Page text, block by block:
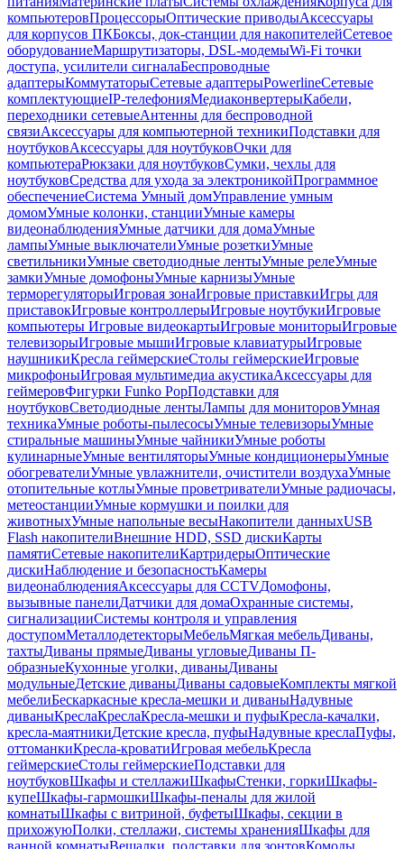
компьютеровПроцессорыОптические приводыАксессуары
для корпусов ПКБоксы, док-станции для накопителейСетевое
оборудованиеМаршрутизаторы, DSL-модемыWi-Fi точки
доступа, усилители сигналаБеспроводные
адаптерыКоммутаторыСетевые адаптерыPowerlineСетевые
комплектующиеIP-телефонияМедиаконвертерыКабели,
переходники сетевыеАнтенны для беспроводной
связиАксессуары для компьютерной техникиПодставки для
ноутбуковАксессуары для ноутбуковОчки для
компьютераРюкзаки для ноутбуковСумки, чехлы для
ноутбуковСредства для ухода за электроникойПрограммное
обеспечениеСистема Умный домУправление умным
домомУмные колонки, станцииУмные камеры
видеонаблюденияУмные датчики для домаУмные
лампыУмные выключателиУмные розеткиУмные
светильникиУмные светодиодные лентыУмные релеУмные
замкиУмные домофоныУмные карнизыУмные
терморегуляторыИгровая зонаИгровые приставкиИгры для
приставокИгровые контроллерыИгровые ноутбукиИгровые
компьютеры Игровые видеокартыИгровые мониторыИгровые
телевизорыИгровые мышиИгровые клавиатурыИгровые
наушникиКресла геймерскиеСтолы геймерскиеИгровые
микрофоныИгровая мультимедиа акустикаАксессуары для
геймеровФигурки Funko PopПодставки для
ноутбуковСветодиодные лентыЛампы для мониторовУмная
техникаУмные роботы-пылесосыУмные телевизорыУмные
стиральные машиныУмные чайникиУмные роботы
кулинарныеУмные вентиляторыУмные кондиционерыУмные
обогревателиУмные увлажнители, очистители воздухаУмные
отопительные котлыУмные проветривателиУмные радиочасы,
метеостанцииУмные кормушки и поилки для
животныхУмные напольные весыНакопители данныхUSB
Flash накопителиВнешние HDD, SSD дискиКарты
памятиСетевые накопителиКартридерыОптические
дискиНаблюдение и безопасностьКамеры
видеонаблюденияАксессуары для CCTVДомофоны,
вызывные панелиДатчики для домаОхранные системы,
сигнализацииСистемы контроля и управления
доступомМеталлодетекторыМебельМягкая мебельДиваны,
тахтыДиваны прямыеДиваны угловыеДиваны П-
образныеКухонные уголки, диваныДиваны
модульныеДетские диваныДиваны садовыеКомплекты мягкой
мебелиБескаркасные кресла-мешки и диваныНадувные
диваныКреслаКреслаКресла-мешки и пуфыКресла-качалки,
кресла-маятникиДетские кресла, пуфыНадувные креслаПуфы,
оттоманкиКресла-кроватиИгровая мебельКресла
геймерскиеСтолы геймерскиеПодставки для
ноутбуковШкафы и стеллажиШкафыСтенки, горкиШкафы-
купеШкафы-гармошкиШкафы-пеналы для жилой
комнатыШкафы с витриной, буфетыШкафы, секции в
прихожуюПолки, стеллажи, системы храненияШкафы для
ванной комнатыВешалки, подставки для зонтовКомоды,